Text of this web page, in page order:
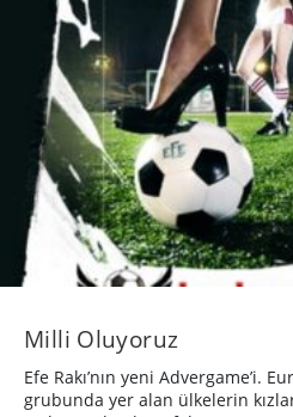
Milli Oluyoruz
Efe Rakı’nın yeni Advergame’i.
grubunda yer alan ülkelerin